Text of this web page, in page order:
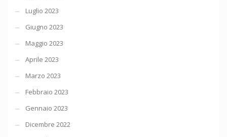
Luglio 2023
Giugno 2023
Maggio 2023
Aprile 2023
Marzo 2023
Febbraio 2023
Gennaio 2023
Dicembre 2022